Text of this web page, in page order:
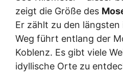
zeigt die Größe des
Er zählt zu den
Weg führt entlang der
Koblenz. Es gibt viele
idyllische Orte zu